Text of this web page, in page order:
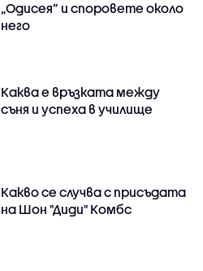
„Одисея” и споровете около
него
Каква е връзката между
съня и успеха в училище
Какво се случва с присъдата
на Шон "Диди" Комбс